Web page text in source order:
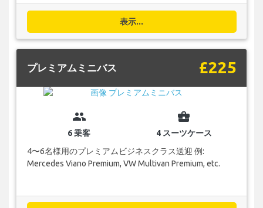
表示...
プレミアムミニバス £225
group
6 乗客
business_center
4 スーツケース
4〜6名様用のプレミアムビジネスクラス送迎 例:
Mercedes Viano Premium, VW Multivan Premium, etc.